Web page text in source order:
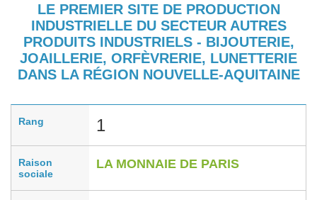
LE PREMIER SITE DE PRODUCTION
INDUSTRIELLE DU SECTEUR AUTRES
PRODUITS INDUSTRIELS - BIJOUTERIE,
JOAILLERIE, ORFÈVRERIE, LUNETTERIE
DANS LA RÉGION NOUVELLE-AQUITAINE
Rang 1
Raison
sociale
LA MONNAIE DE PARIS